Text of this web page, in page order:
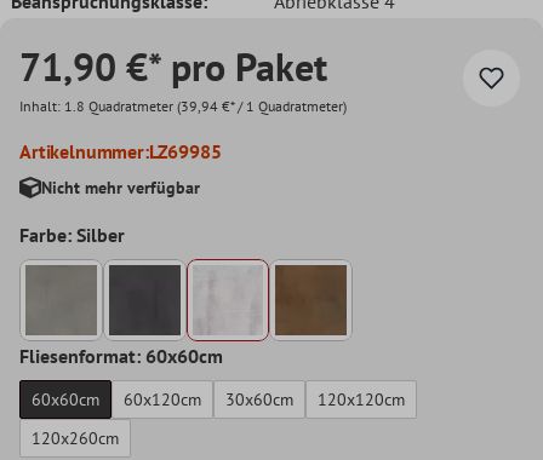
71,90 €* pro Paket
Inhalt: 1.8 Quadratmeter (39,94 €* / 1 Quadratmeter)
Artikelnummer:LZ69985
Nicht mehr verfügbar
Farbe: Silber
Fliesenformat: 60x60cm
60x60cm 60x120cm 30x60cm
120x120cm
120x260cm